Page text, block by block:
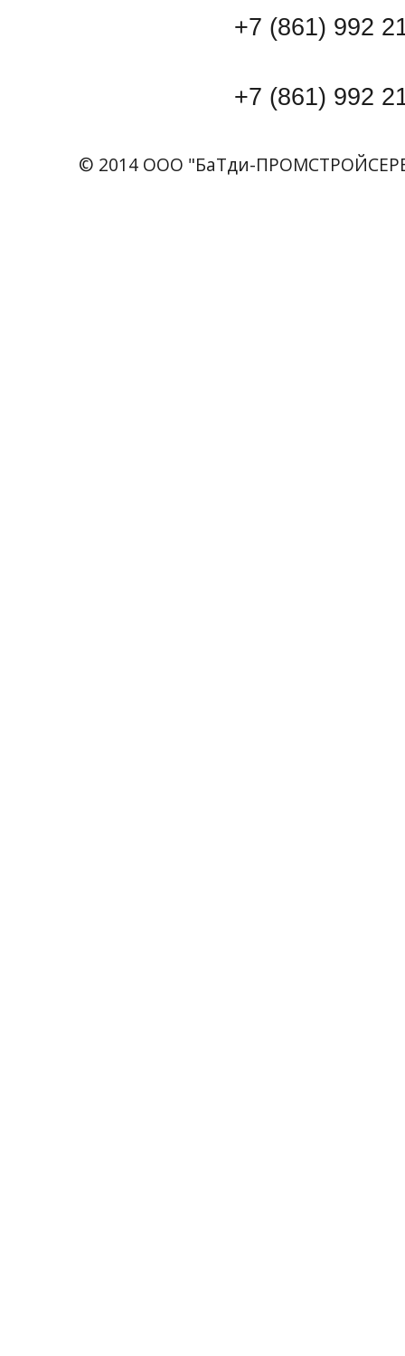
+7 (861) 992 21
+7 (861) 992 21
© 2014 ООО "БаТди-